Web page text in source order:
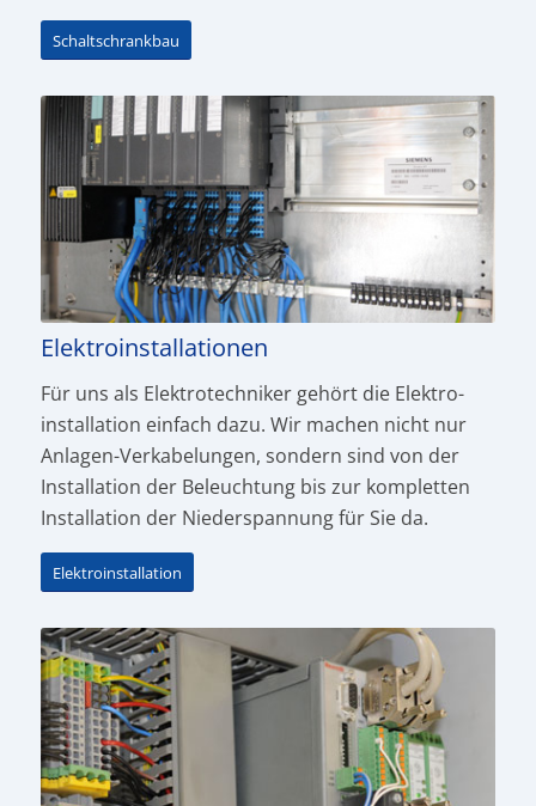
Schaltschrankbau
Elektroinstallationen
Für uns als Elektro­tech­niker gehört die Elektro­
installation einfach dazu. Wir machen nicht nur
Anlagen-Verkabelun­­gen, sondern sind von der
Installation der Beleuch­tung bis zur kompletten
Installation der Nieder­spannung für Sie da.
Elektroinstallation